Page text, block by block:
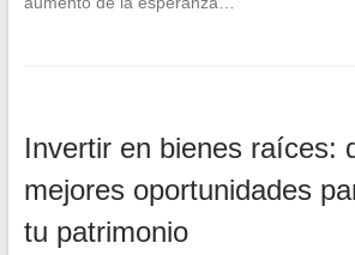
Invertir en bienes raíces:
mejores oportunidades
tu patrimonio